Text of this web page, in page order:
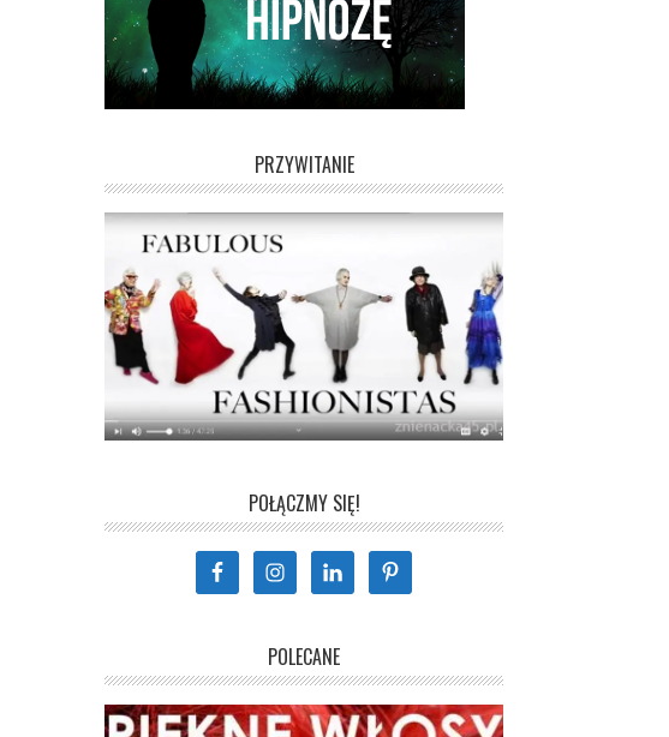
PRZYWITANIE
POŁĄCZMY SIĘ!
POLECANE